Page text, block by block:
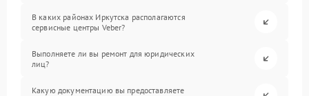
В каких районах Иркутска располагаются
сервисные центры Veber?
Выполняете ли вы ремонт для юридических
лиц?
Какую документацию вы предоставляете